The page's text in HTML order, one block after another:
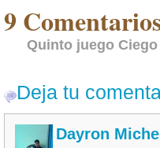
9
Quinto juego
Deja tu
Dayron